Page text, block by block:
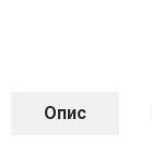
Опис